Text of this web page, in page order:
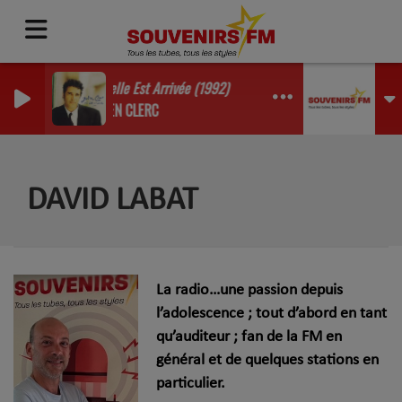
La Belle Est Arrivée (1992)
JULIEN CLERC
DAVID LABAT
La radio…une passion depuis
l’adolescence ; tout d’abord en tant
qu’auditeur ; fan de la FM en
général et de quelques stations en
particulier.